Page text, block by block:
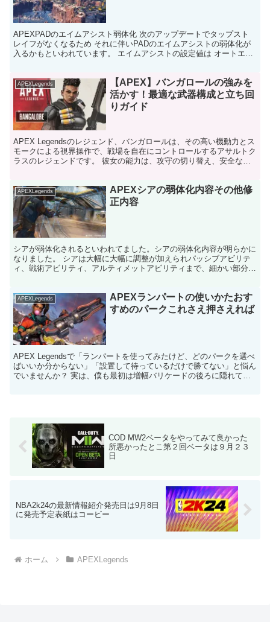
APEXPADのエイムアシスト弱体化 次のアップデートでタップスト
レイフがなくなるため それに伴いPADのエイムアシストの弱体化が
入るかもといわれています。 エイムアシストの設定値は オートエイ
APEXLegends
【APEX】バンガロールの強みを
活かす！最適な武器構成と立ち回
りガイド
APEX Legendsのレジェンド、バンガロールは、その高い機動力とス
モークによる視界操作で、戦場を自在にコントロールするアサルトク
ラスのレジェンドです。 彼女の能力は、攻守の切り替え、安全なロ
APEXLegends
APEXシアの弱体化内容その他修
正内容
シアが弱体化されるといわれてました。シアの弱体化内容が明らかに
なりました。 シアは大幅に大幅に調整が加えられパッシブアビリテ
ィ、戦術アビリティ、アルティメットアビリティまで、細かい部分も
APEXLegends
APEXランパートの使いかたおす
すめのパークこれさえ押さえれば
APEX Legendsで「ランパートを使ってみたけど、どのパークを選べ
ばいいか分からない」「設置して待っているだけで勝てない」と悩ん
でいませんか？ 実は、僕も最初は増幅バリケードの後ろに隠れてい
COD MW2ベータをやってみて良かった
所悪かったとこ第２回ベータは９月２３
日
NBA2k24の最新情報紹介発売日は9月8日
に発売予定表紙はコービー
ホーム APEXLegends